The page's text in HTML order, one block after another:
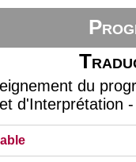
du
d'Interprétation